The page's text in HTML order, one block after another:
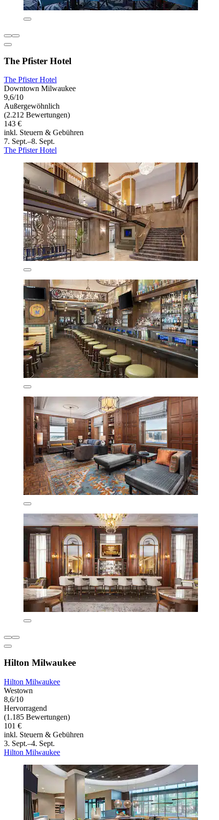
The Pfister Hotel
The Pfister Hotel
Downtown Milwaukee
9,6/10
Außergewöhnlich
(2.212 Bewertungen)
143 €
inkl. Steuern & Gebühren
7. Sept.–8. Sept.
The Pfister Hotel
Hilton Milwaukee
Hilton Milwaukee
Westown
8,6/10
Hervorragend
(1.185 Bewertungen)
101 €
inkl. Steuern & Gebühren
3. Sept.–4. Sept.
Hilton Milwaukee